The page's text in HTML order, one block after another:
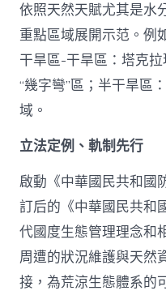
依照天然天賦尤其是水
重點區域展開示范。例
干旱區-干旱區：塔克
“幾字彎”區；半干旱區
域。
立法定例、軌制先行
啟動《中華國民共和國
訂后的《中華國民共和
代國度生態管理理念和
周遭的狀況維護與天然
接，為荒涼生態體系的